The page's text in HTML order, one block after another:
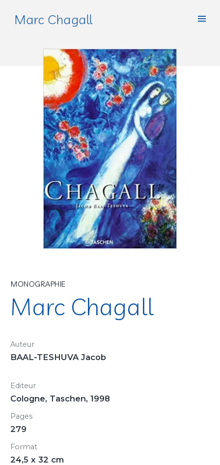
Marc Chagall
MONOGRAPHIE
Marc Chagall
Auteur
BAAL-TESHUVA Jacob
Editeur
Cologne, Taschen, 1998
Pages
279
Format
24,5 x 32 cm